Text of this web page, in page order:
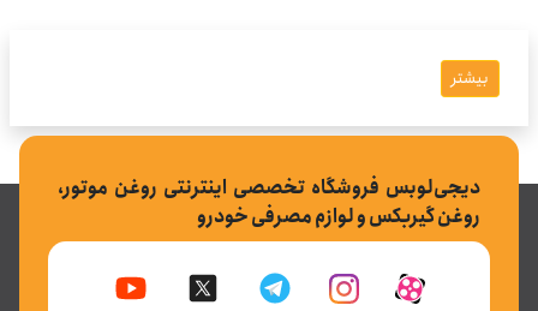
بیشتر
دیجی‌لوبس فروشگاه تخصصی اینترنتی روغن موتور،
روغن گیربکس و لوازم مصرفی خودرو